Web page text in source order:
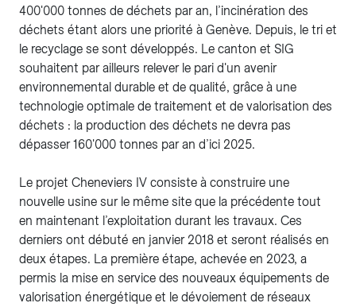
400'000 tonnes de déchets par an, l’incinération des
déchets étant alors une priorité à Genève. Depuis, le tri et
le recyclage se sont développés. Le canton et SIG
souhaitent par ailleurs relever le pari d'un avenir
environnemental durable et de qualité, grâce à une
technologie optimale de traitement et de valorisation des
déchets : la production des déchets ne devra pas
dépasser 160'000 tonnes par an d’ici 2025.
Le projet Cheneviers IV consiste à construire une
nouvelle usine sur le même site que la précédente tout
en maintenant l’exploitation durant les travaux. Ces
derniers ont débuté en janvier 2018 et seront réalisés en
deux étapes. La première étape, achevée en 2023, a
permis la mise en service des nouveaux équipements de
valorisation énergétique et le dévoiement de réseaux